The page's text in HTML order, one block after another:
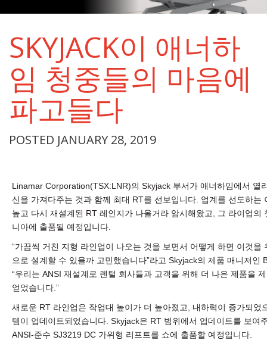
SKYJACK이 애너하
임 청중들의 마음에
파고들다
POSTED JANUARY 28, 2019
Linamar Corporation(TSX:LNR)의 Skyjack 부서가 애너하임에서 열
신을 가져다주는 것과 함께 최대 RT를 선보입니다. 업계를 선도하는
높고 다시 재설계된 RT 레인지가 나올거라 암시해왔고, 그 라이업의
니아에 출품될 예정입니다.
“가끔씩 거친 지형 라인업이 나오는 것을 보면서 어떻게 하면 이것을
으로 설계할 수 있을까 고민했습니다”라고 Skyjack의 제품 매니저인
“우리는 ANSI 재설계로 렌털 회사들과 고객을 위해 더 나은 제품을
얻었습니다.”
새로운 RT 라인업은 작업대 높이가 더 높아졌고, 내하력이 증가되었
템이 업데이트되었습니다. Skyjack은 RT 범위에서 업데이트를 보여
ANSI-준수 SJ3219 DC 가위형 리프트를 쇼에 출품할 예정입니다.